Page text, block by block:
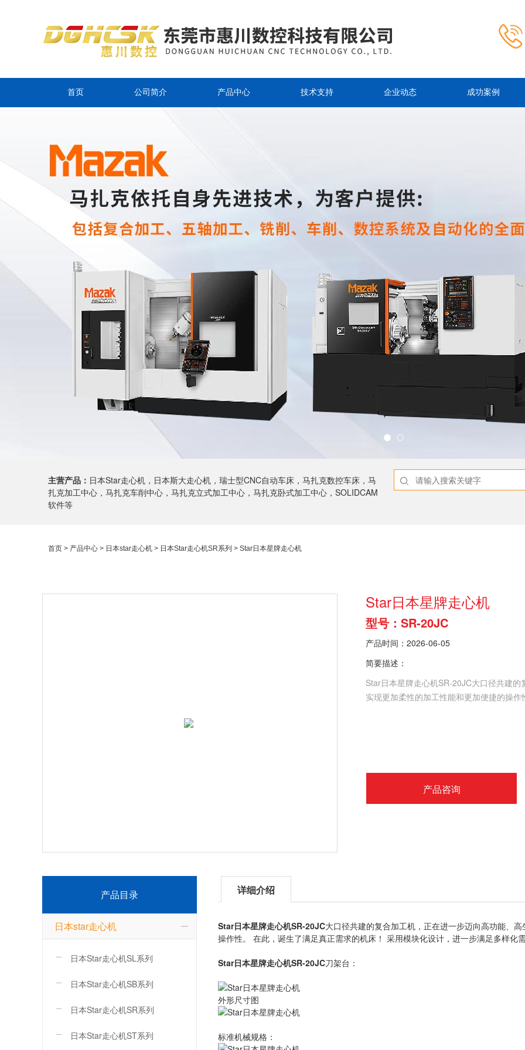
首页 公司简介 产品中心 技术支持 企业动态 成功案例
主营产品： 日本Star走心机，日本斯大走心机，瑞士型CNC自动车床，马扎克数控车床，马
扎克加工中心，马扎克车削中心，马扎克立式加工中心，马扎克卧式加工中心，SOLIDCAM
软件等
首页 > 产品中心 > 日本star走心机 > 日本Star走心机SR系列 > Star日本星牌走心机
Star日本星牌走心机
型号：SR-20JC
产品时间：2026-06-05
简要描述：
Star日本星牌走心机SR-20JC大口径共建
实现更加柔性的加工性能和更加便捷的操作
产品咨询
产品目录
日本star走心机
日本Star走心机SL系列
日本Star走心机SB系列
日本Star走心机SR系列
日本Star走心机ST系列
详细介绍
Star日本星牌走心机SR-20JC大口径共建的复合加工机，正在进一步迈向高功能、
操作性。 在此，诞生了满足真正需求的机床！ 采用模块化设计，进一步满足多样化
Star日本星牌走心机SR-20JC刀架台：
外形尺寸图
标准机械规格：